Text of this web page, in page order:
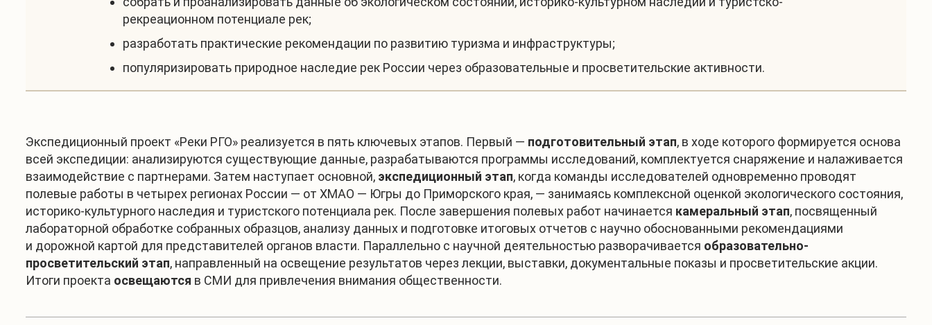
рекреационном потенциале рек;
разработать практические рекомендации по развитию туризма и инфраструктуры;
популяризировать природное наследие рек России через образовательные и просветительские активности.
Экспедиционный проект «Реки РГО» реализуется в пять ключевых этапов. Первый — подготовительный этап, в ходе которого формируется основа
всей экспедиции: анализируются существующие данные, разрабатываются программы исследований, комплектуется снаряжение и налаживается
взаимодействие с партнерами. Затем наступает основной, экспедиционный этап, когда команды исследователей одновременно проводят
полевые работы в четырех регионах России — от ХМАО — Югры до Приморского края, — занимаясь комплексной оценкой экологического состояния,
историко-культурного наследия и туристского потенциала рек. После завершения полевых работ начинается камеральный этап, посвященный
лабораторной обработке собранных образцов, анализу данных и подготовке итоговых отчетов с научно обоснованными рекомендациями
и дорожной картой для представителей органов власти. Параллельно с научной деятельностью разворачивается образовательно-
просветительский этап, направленный на освещение результатов через лекции, выставки, документальные показы и просветительские акции.
Итоги проекта освещаются в СМИ для привлечения внимания общественности.